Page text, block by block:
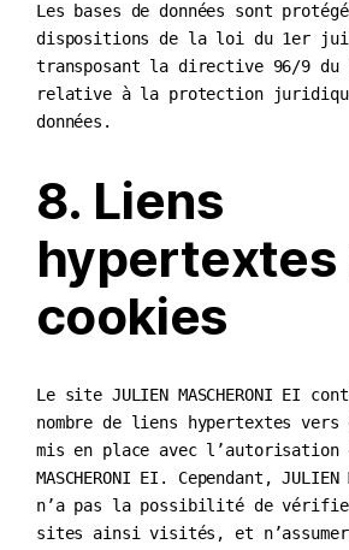
Les bases de données sont
dispositions de la loi du 1er
transposant la directive 96/9 du
relative à la protection
données.
8. Liens
hypertextes
cookies
Le site JULIEN MASCHERONI EI
nombre de liens hypertextes
mis en place avec l’autorisation
MASCHERONI EI. Cependant, JULIEN
n’a pas la possibilité de
sites ainsi visités, et n’assumera